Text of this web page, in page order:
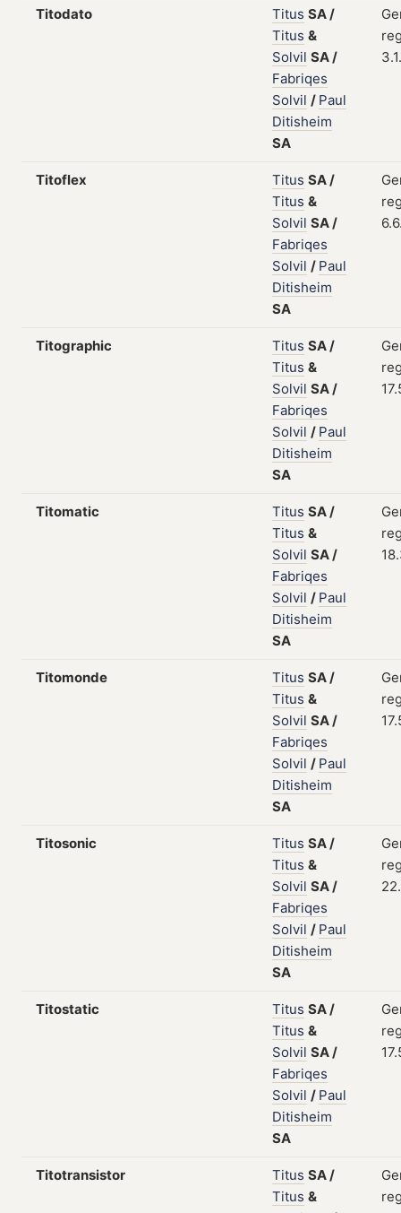
Titodato Titus SA/
Titus &
Solvil SA/
Fabriqes
Solvil / Paul
Ditisheim
SA
Titoflex Titus SA/
Titus &
Solvil SA/
Fabriqes
Solvil / Paul
Ditisheim
SA
Titographic Titus SA/
Titus &
Solvil SA/
Fabriqes
Solvil / Paul
Ditisheim
SA
Titomatic Titus SA/
Titus &
Solvil SA/
Fabriqes
Solvil / Paul
Ditisheim
SA
Titomonde Titus SA/
Titus &
Solvil SA/
Fabriqes
Solvil / Paul
Ditisheim
SA
Titosonic Titus SA/
Titus &
Solvil SA/
Fabriqes
Solvil / Paul
Ditisheim
SA
Titostatic Titus SA/
Titus &
Solvil SA/
Fabriqes
Solvil / Paul
Ditisheim
SA
Titotransistor Titus SA/
Titus &